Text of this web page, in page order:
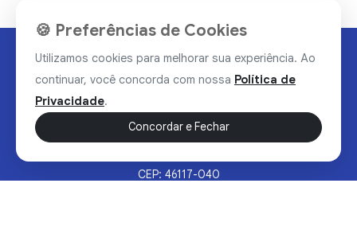
CEP: 46117-040
🍪 Preferências de Cookies
Utilizamos cookies para melhorar sua experiência. Ao
continuar, você concorda com nossa Política de
Privacidade.
Concordar e Fechar